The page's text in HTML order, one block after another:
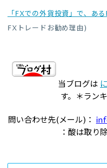
「FXでの外貨投資」で、あ
FXトレードお勧め理由)
当ブログは
す。＊ラン
問い合わせ先(メール)：
：酸は取り